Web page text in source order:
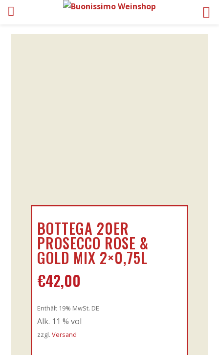
BOTTEGA 20ER
PROSECCO ROSE &
GOLD MIX 2×0,75L
€42,00
Enthält 19% MwSt. DE
Alk. 11 % vol
zzgl. Versand